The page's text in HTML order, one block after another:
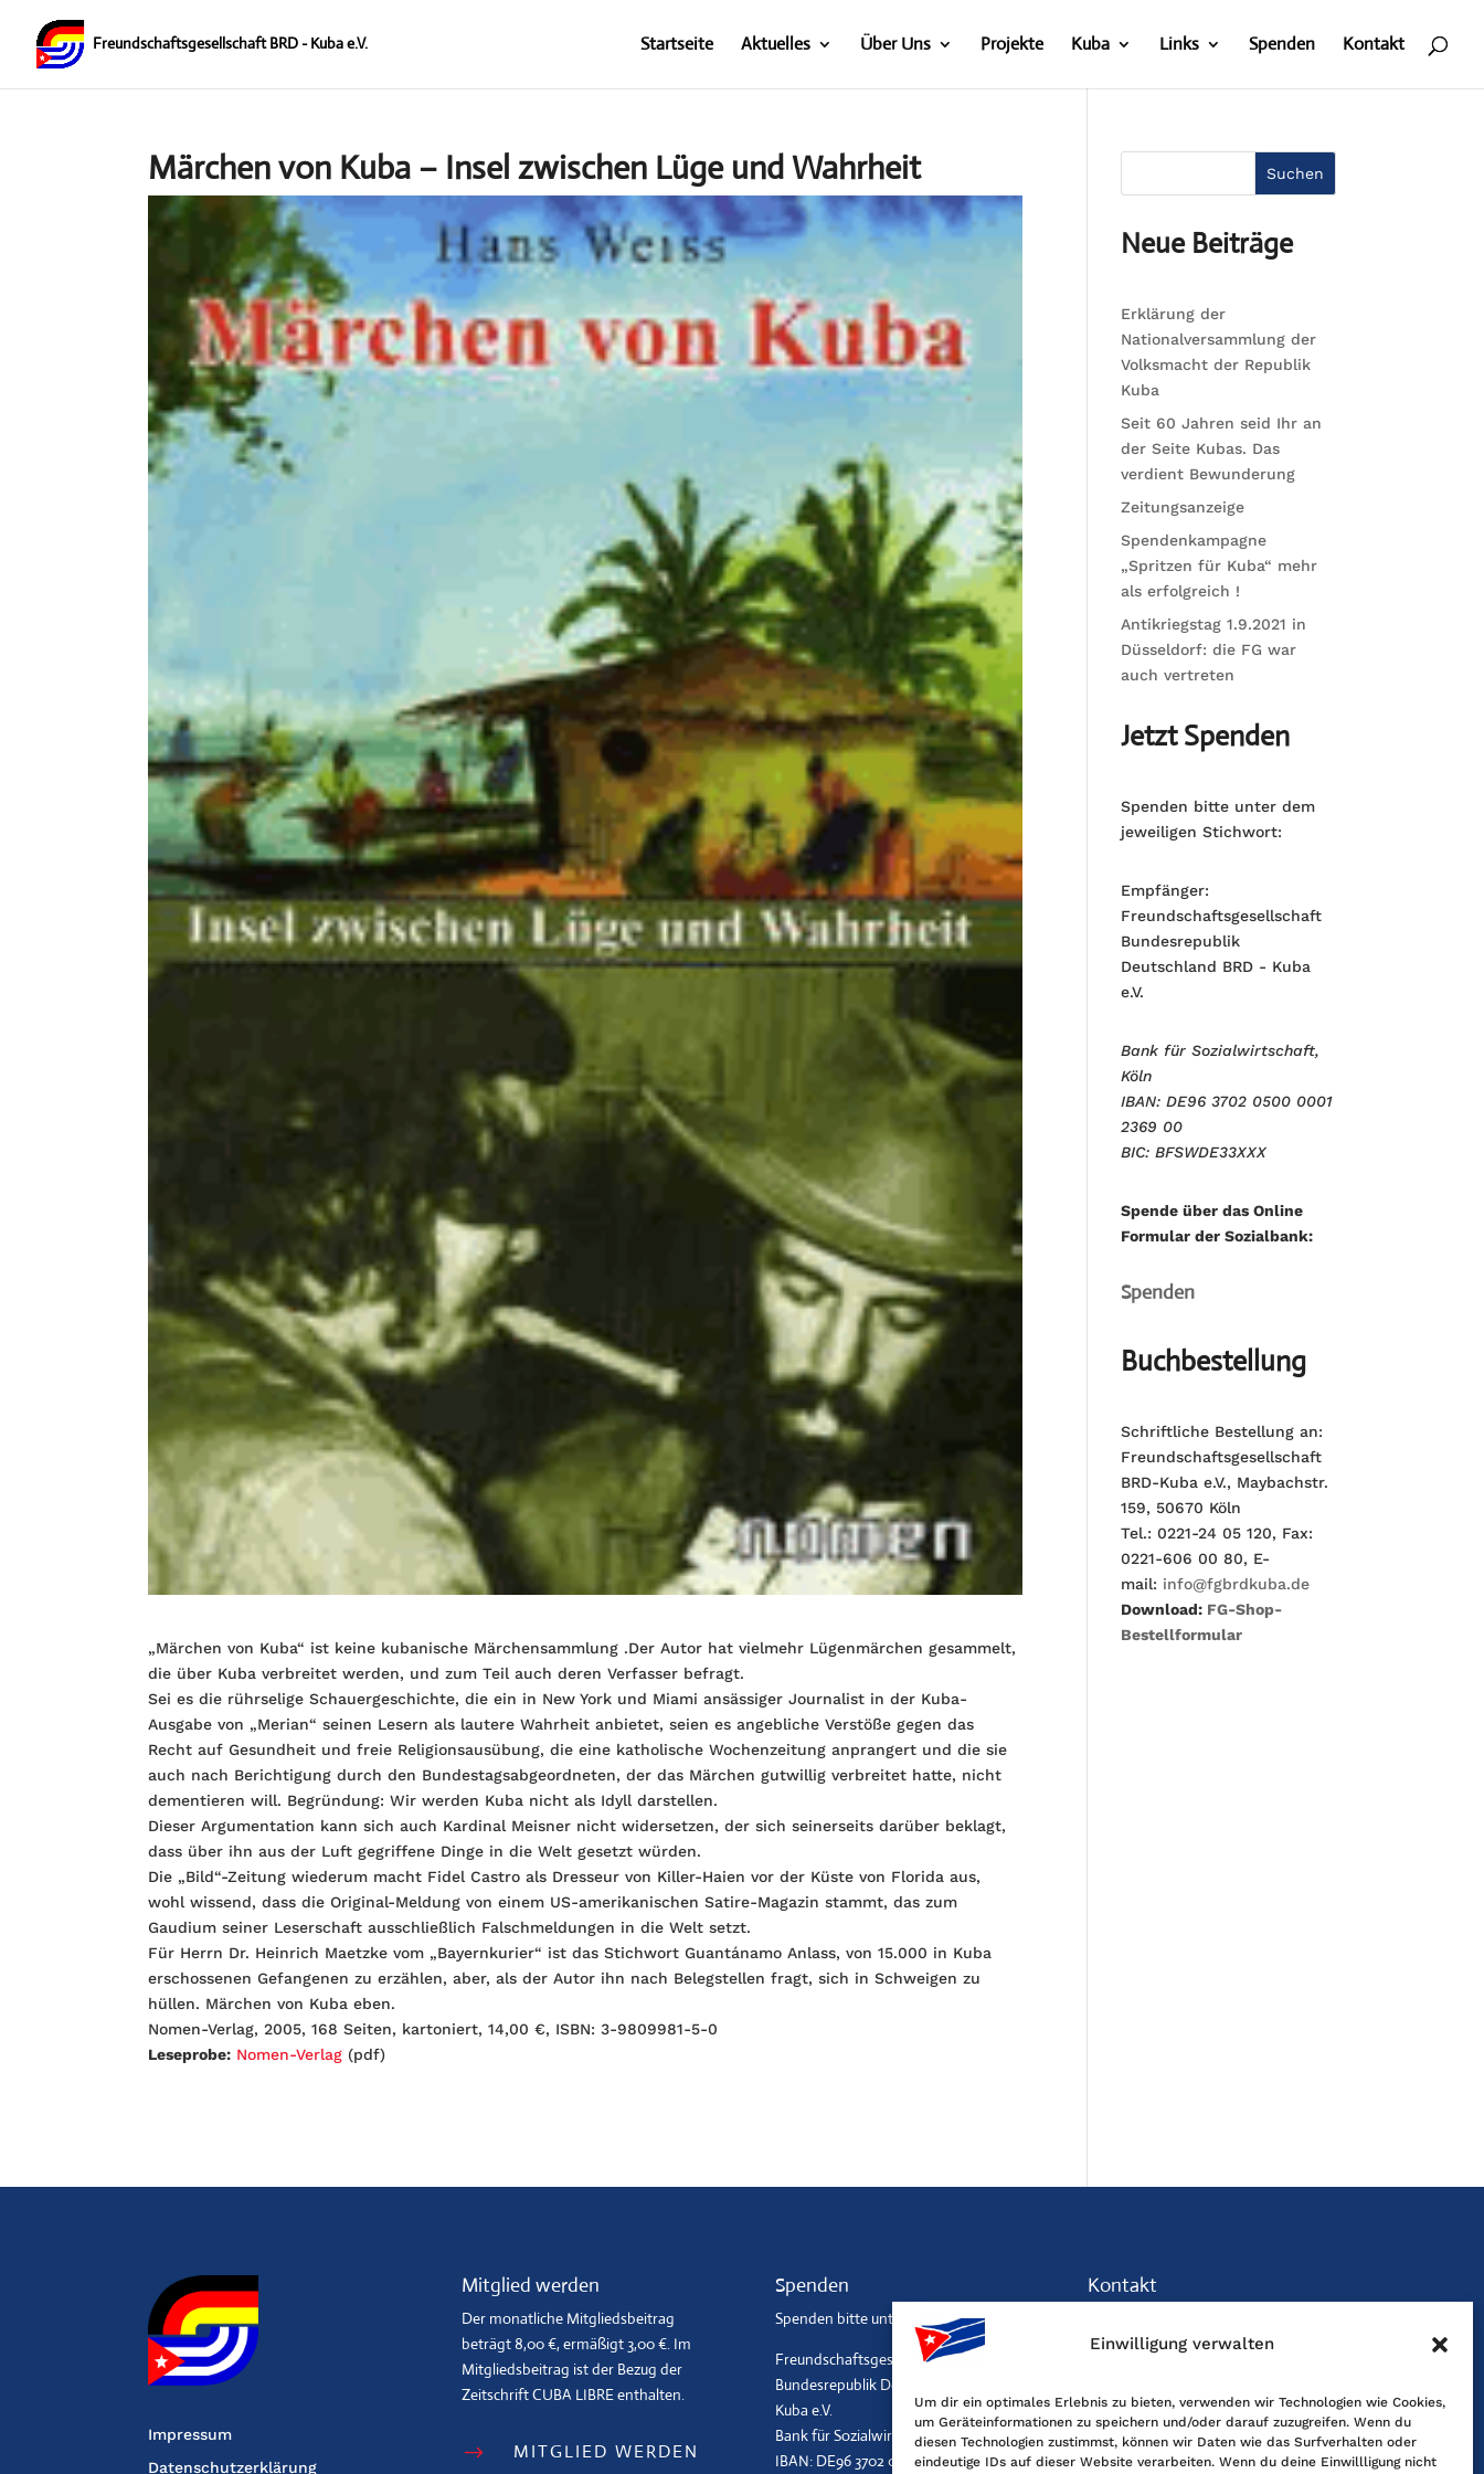
Einwilligung verwalten
Um dir ein optimales Erlebnis zu bieten, verwenden wir Technologien wie Cookies,
um Geräteinformationen zu speichern und/oder darauf zuzugreifen. Wenn du
diesen Technologien zustimmst, können wir Daten wie das Surfverhalten oder
eindeutige IDs auf dieser Website verarbeiten. Wenn du deine Einwillligung nicht
Startseite Aktuelles Über Uns Projekte Kuba Links Spenden Kontakt
Märchen von Kuba – Insel zwischen Lüge und Wahrheit
„Märchen von Kuba“ ist keine kubanische Märchensammlung .Der Autor hat vielmehr Lügenmärchen gesammelt,
die über Kuba verbreitet werden, und zum Teil auch deren Verfasser befragt.
Sei es die rührselige Schauergeschichte, die ein in New York und Miami ansässiger Journalist in der Kuba-
Ausgabe von „Merian“ seinen Lesern als lautere Wahrheit anbietet, seien es angebliche Verstöße gegen das
Recht auf Gesundheit und freie Religionsausübung, die eine katholische Wochenzeitung anprangert und die sie
auch nach Berichtigung durch den Bundestagsabgeordneten, der das Märchen gutwillig verbreitet hatte, nicht
dementieren will. Begründung: Wir werden Kuba nicht als Idyll darstellen.
Dieser Argumentation kann sich auch Kardinal Meisner nicht widersetzen, der sich seinerseits darüber beklagt,
dass über ihn aus der Luft gegriffene Dinge in die Welt gesetzt würden.
Die „Bild“-Zeitung wiederum macht Fidel Castro als Dresseur von Killer-Haien vor der Küste von Florida aus,
wohl wissend, dass die Original-Meldung von einem US-amerikanischen Satire-Magazin stammt, das zum
Gaudium seiner Leserschaft ausschließlich Falschmeldungen in die Welt setzt.
Für Herrn Dr. Heinrich Maetzke vom „Bayernkurier“ ist das Stichwort Guantánamo Anlass, von 15.000 in Kuba
erschossenen Gefangenen zu erzählen, aber, als der Autor ihn nach Belegstellen fragt, sich in Schweigen zu
hüllen. Märchen von Kuba eben.
Nomen-Verlag, 2005, 168 Seiten, kartoniert, 14,00 €, ISBN: 3-9809981-5-0
Leseprobe: Nomen-Verlag (pdf)
Suchen
Neue Beiträge
Erklärung der
Nationalversammlung der
Volksmacht der Republik
Kuba
Seit 60 Jahren seid Ihr an
der Seite Kubas. Das
verdient Bewunderung
Zeitungsanzeige
Spendenkampagne
„Spritzen für Kuba“ mehr
als erfolgreich !
Antikriegstag 1.9.2021 in
Düsseldorf: die FG war
auch vertreten
Jetzt Spenden
Spenden bitte unter dem
jeweiligen Stichwort:
Empfänger:
Freundschaftsgesellschaft
Bundesrepublik
Deutschland BRD - Kuba
e.V.
Bank für Sozialwirtschaft,
Köln
IBAN: DE96 3702 0500 0001
2369 00
BIC: BFSWDE33XXX
Spende über das Online
Formular der Sozialbank:
Spenden
Buchbestellung
Schriftliche Bestellung an:
Freundschaftsgesellschaft
BRD-Kuba e.V., Maybachstr.
159, 50670 Köln
Tel.: 0221-24 05 120, Fax:
0221-606 00 80, E-
mail: info@fgbrdkuba.de
Download: FG-Shop-
Bestellformular
Impressum
Datenschutzerklärung
Mitglied werden
Der monatliche Mitgliedsbeitrag
beträgt 8,00 €, ermäßigt 3,00 €. Im
Mitgliedsbeitrag ist der Bezug der
Zeitschrift CUBA LIBRE enthalten.
$ MITGLIED WERDEN
Spenden
Spenden bitte unter:
Freundschaftsgesellschaft
Bundesrepublik Deutschland BRD –
Kuba e.V.
Bank für Sozialwirtschaft, Köln
IBAN: DE96 3702 0500 0001 2369 00,
Kontakt
Maybachstr. 159, 50670 Köln
E-Mail: info@fgbrdkuba.de